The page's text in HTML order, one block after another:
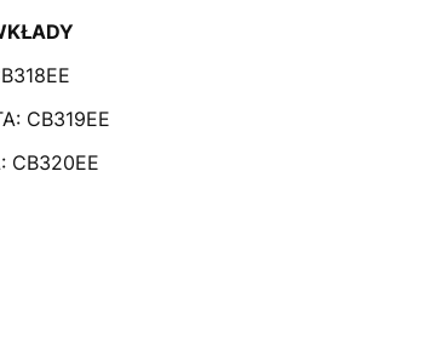
CB319EE
CB320EE